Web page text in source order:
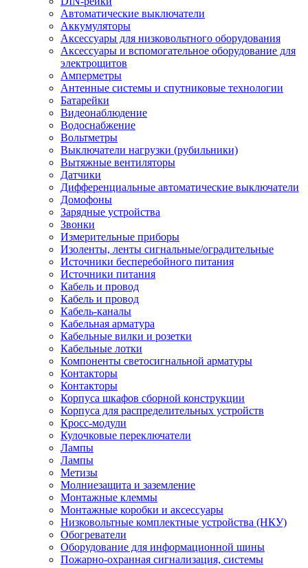
Автоматические выключатели
Аккумуляторы
Аксессуары для низковольтного оборудования
Аксессуары и вспомогательное оборудование для
электрощитов
Амперметры
Антенные системы и спутниковые технологии
Батарейки
Видеонаблюдение
Водоснабжение
Вольтметры
Выключатели нагрузки (рубильники)
Вытяжные вентиляторы
Датчики
Дифференциальные автоматические выключатели
Домофоны
Зарядные устройства
Звонки
Измерительные приборы
Изоленты, ленты сигнальные/оградительные
Источники бесперебойного питания
Источники питания
Кабель и провод
Кабель и провод
Кабель-каналы
Кабельная арматура
Кабельные вилки и розетки
Кабельные лотки
Компоненты светосигнальной арматуры
Контакторы
Контакторы
Корпуса шкафов сборной конструкции
Корпуса для распределительных устройств
Кросс-модули
Кулочковые переключатели
Лампы
Лампы
Метизы
Молниезащита и заземление
Монтажные клеммы
Монтажные коробки и аксессуары
Низковольтные комплектные устройства (НКУ)
Обогреватели
Оборудование для информационной шины
Пожарно-охранная сигнализация, системы